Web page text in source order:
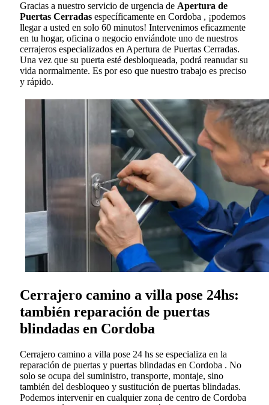
Gracias a nuestro servicio de urgencia de Apertura de
Puertas Cerradas específicamente en Cordoba , ¡podemos
llegar a usted en solo 60 minutos! Intervenimos eficazmente
en tu hogar, oficina o negocio enviándote uno de nuestros
cerrajeros especializados en Apertura de Puertas Cerradas.
Una vez que su puerta esté desbloqueada, podrá reanudar su
vida normalmente. Es por eso que nuestro trabajo es preciso
y rápido.
Cerrajero camino a villa pose 24hs:
también reparación de puertas
blindadas en Cordoba
Cerrajero camino a villa pose 24 hs se especializa en la
reparación de puertas y puertas blindadas en Cordoba . No
solo se ocupa del suministro, transporte, montaje, sino
también del desbloqueo y sustitución de puertas blindadas.
Podemos intervenir en cualquier zona de centro de Cordoba